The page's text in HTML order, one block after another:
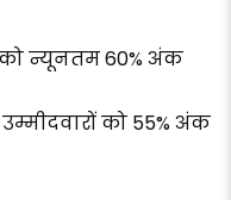
को न्यूनतम 60% अंक
को 55% अंक